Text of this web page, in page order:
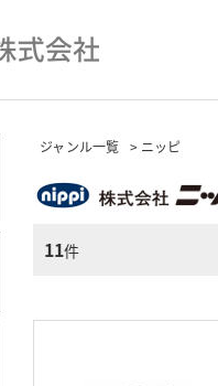
ジャンル一覧 > ニッピ
11件